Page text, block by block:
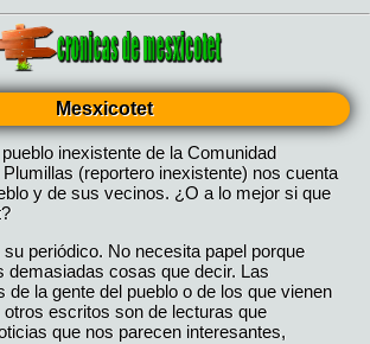
Mesxicotet
inexistente de la Comunidad
(reportero inexistente) nos cuenta
y de sus vecinos. ¿O a lo mejor si que
periódico. No necesita papel porque
demasiadas cosas que decir. Las
de la gente del pueblo o de los que vienen
escritos son de lecturas que
que nos parecen interesantes,